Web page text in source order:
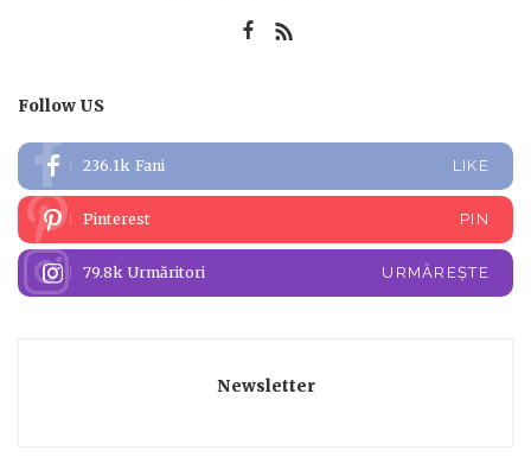
Follow US
236.1k Fani LIKE
Pinterest PIN
79.8k Urmăritori URMĂREȘTE
Newsletter